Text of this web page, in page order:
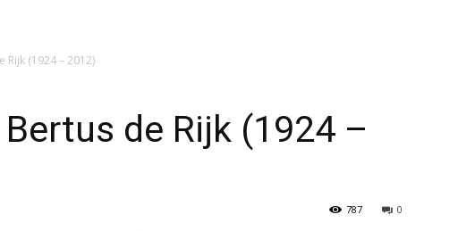
Rijk (1924 – 2012)
de Rijk (1924 –
0
787